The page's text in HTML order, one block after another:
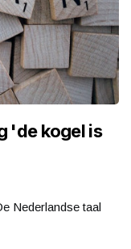
'de kogel is
Nederlandse taal